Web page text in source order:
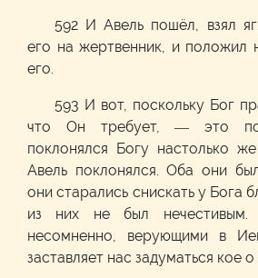
592 И Авель пошёл, взял
его на жертвенник, и положил
его.
593 И вот, поскольку Бог
что Он требует, — это
поклонялся Богу настолько
Авель поклонялся. Оба они
они старались снискать у Бога
из них не был
несомненно, верующими в
заставляет нас задуматься кое о